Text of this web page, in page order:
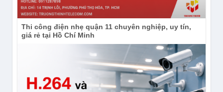
Thi công điện nhẹ quận 11 chuyên nghiệp, uy tín,
giá rẻ tại Hồ Chí Minh